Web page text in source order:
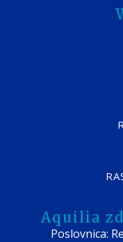
Aquilia
Poslovnica: